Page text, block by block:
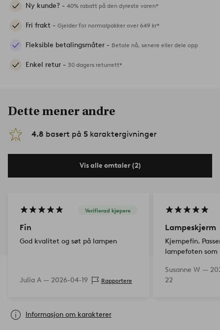
Ny kunde? - 40% rabatt på den dyreste varen*
Fri frakt - Gjelder for normalpakker over 649 kr*
Fleksible betalingsmåter - Betale nå, senere eller dele opp
Enkel retur - 30 dagers returrett*
Dette mener andre
4.8 basert på 5 karaktergivninger
Vis alle omtaler (2)
Verifierad kjøpere
Fin
God kvalitet og søt på lampen
Julia A — 2026-04-19 Rapportere
Lampeskjerm
Kjempefin.
lampefoten
Susanne W —
22
Informasjon om karakterer